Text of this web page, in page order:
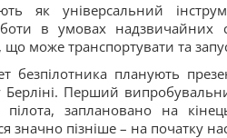
як універсальний
в умовах надзвичайних
може транспортувати та
безпілотника планують
Перший
пілота, заплановано на
значно пізніше – на початку